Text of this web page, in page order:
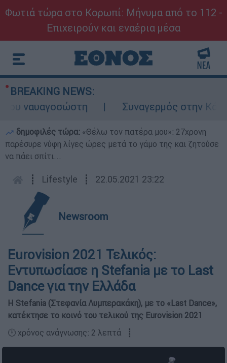
Φωτιά τώρα στο Κορωπί: Μήνυμα από το 112 -
Επιχειρούν και εναέρια μέσα
BREAKING NEWS:
ναυαγοσώστη
Συναγερμός στην
δημοφιλές τώρα: «Θέλω τον πατέρα μου»: 27χρονη
παρέσυρε νύφη λίγες ώρες μετά το γάμο της και ζητούσε
να πάει σπίτι...
┋ Lifestyle ┋ 22.05.2021 23:22
Newsroom
Eurovision 2021 Τελικός:
Εντυπωσίασε η Stefania με το Last
Dance για την Ελλάδα
Η Stefania (Στεφανία Λυμπερακάκη), με το «Last Dance»,
κατέκτησε το κοινό του τελικού της Eurovision 2021
🕛 χρόνος ανάγνωσης: 2 λεπτά ┋